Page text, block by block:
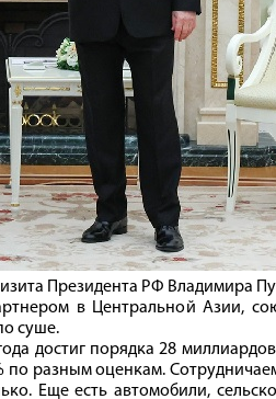
Президента РФ Владимира
в Центральной Азии,
суше.
достиг порядка 28
по разным оценкам.
Еще есть автомобили,